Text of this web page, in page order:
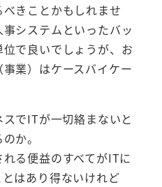
きことかもしれませ
システムといったバッ
で良いでしょうが、お
業）はケースバイケー
でITが一切絡まないと
か。
る便益のすべてがITに
はあり得ないけれど